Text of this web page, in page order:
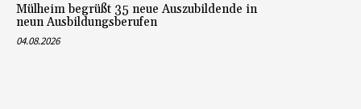
Mülheim begrüßt 35 neue Auszubildende in
neun Ausbildungsberufen
04.08.2026